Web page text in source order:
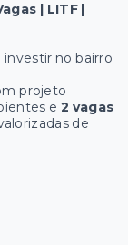
| LITF |
no bairro
projeto
e 2 vagas
de